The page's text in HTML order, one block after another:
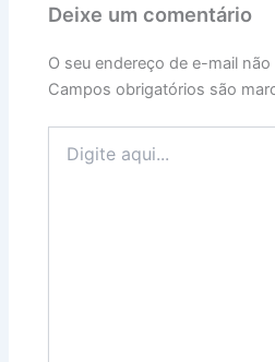
Deixe um comentário
O seu endereço de e-mail
Campos obrigatórios são
aqui...